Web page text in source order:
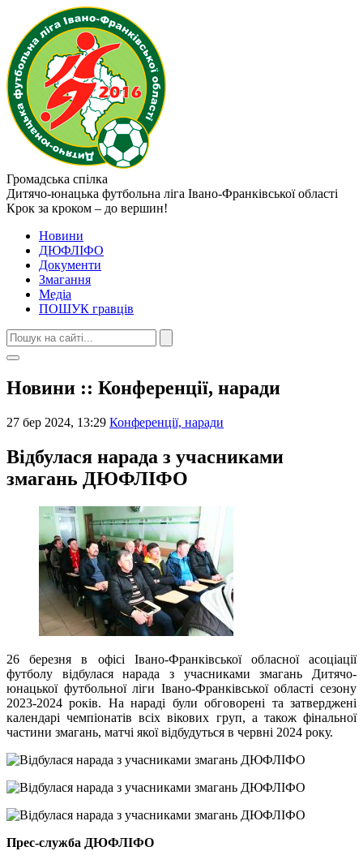
Громадська спілка
Дитячо-юнацька футбольна ліга Івано-Франківської області
Крок за кроком – до вершин!
Новини
ДЮФЛІФО
Документи
Змагання
Медіа
ПОШУК гравців
Новини :: Конференції, наради
27 бер 2024, 13:29 Конференції, наради
Відбулася нарада з учасниками
змагань ДЮФЛІФО
26 березня в офісі Івано-Франківської обласної асоціації
футболу відбулася нарада з учасниками змагань Дитячо-
юнацької футбольної ліги Івано-Франківської області сезону
2023-2024 років. На нараді були обговорені та затверджені
календарі чемпіонатів всіх вікових груп, а також фінальної
частини змагань, матчі якої відбудуться в червні 2024 року.
Прес-служба ДЮФЛІФО